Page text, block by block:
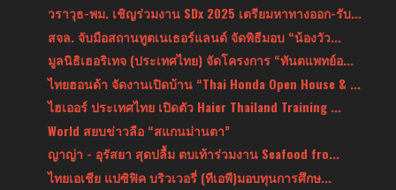
วราวุธ-พม. เชิญร่วมงาน SDx 2025 เตรียมหาทางออก-รับ...
สจล. จับมือสถานทูตเนเธอร์แลนด์ จัดพิธีมอบ “น้องวัว...
มูลนิธิเฮอริเทจ (ประเทศไทย) จัดโครงการ “ทันตแพทย์อ...
ไทยฮอนด้า จัดงานเปิดบ้าน “Thai Honda Open House & ...
ไฮเออร์ ประเทศไทย เปิดตัว Haier Thailand Training ...
World สยบข่าวลือ “สแกนม่านตา”
ญาญ่า - อุรัสยา สุดปลื้ม ตบเท้าร่วมงาน Seafood fro...
ไทยเอเชีย แปซิฟิค บริวเวอรี่ (ทีเอพี)มอบทุนการศึกษ...